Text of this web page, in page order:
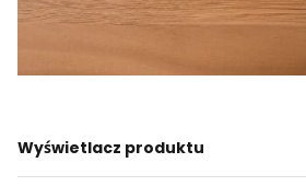
Wyświetlacz produktu